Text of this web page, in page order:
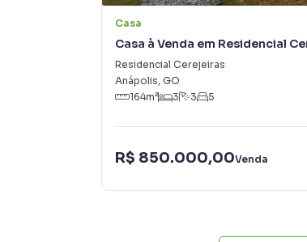
Casa
Casa à Venda em Residencial
Residencial Cerejeiras
Anápolis, GO
164m² 3 3 5
R$ 850.000,00Venda